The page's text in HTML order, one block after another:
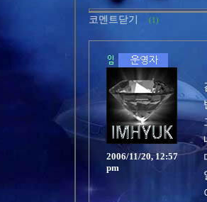
코멘트닫기 (1)
2006/11/20, 12:57
pm